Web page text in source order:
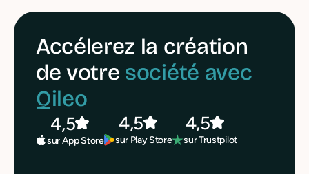
Accélerez la création
de votre société avec
Qileo
4,5
sur App Store
4,5
sur Play Store
4,5
sur Trustpilot